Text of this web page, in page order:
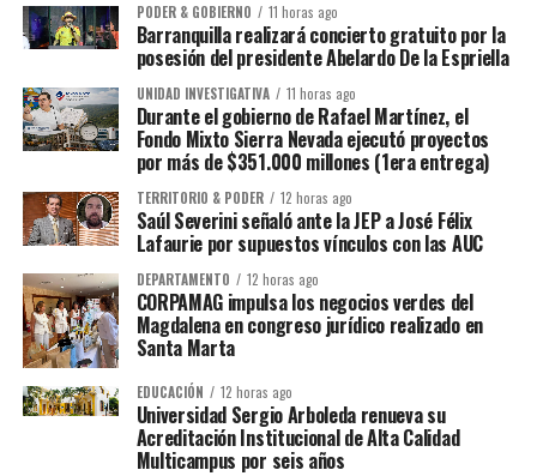
PODER & GOBIERNO 11 horas ago
Barranquilla realizará concierto gratuito por la
posesión del presidente Abelardo De la Espriella
UNIDAD INVESTIGATIVA 11 horas ago
Durante el gobierno de Rafael Martínez, el
Fondo Mixto Sierra Nevada ejecutó proyectos
por más de $351.000 millones (1era entrega)
TERRITORIO & PODER 12 horas ago
Saúl Severini señaló ante la JEP a José Félix
Lafaurie por supuestos vínculos con las AUC
DEPARTAMENTO 12 horas ago
CORPAMAG impulsa los negocios verdes del
Magdalena en congreso jurídico realizado en
Santa Marta
EDUCACIÓN 12 horas ago
Universidad Sergio Arboleda renueva su
Acreditación Institucional de Alta Calidad
Multicampus por seis años